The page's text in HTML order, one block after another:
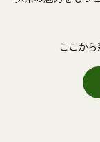
ここから